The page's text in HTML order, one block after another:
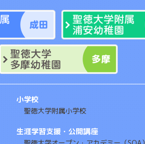
小学校
聖徳大学附属小学校
生涯学習支援・公開講座